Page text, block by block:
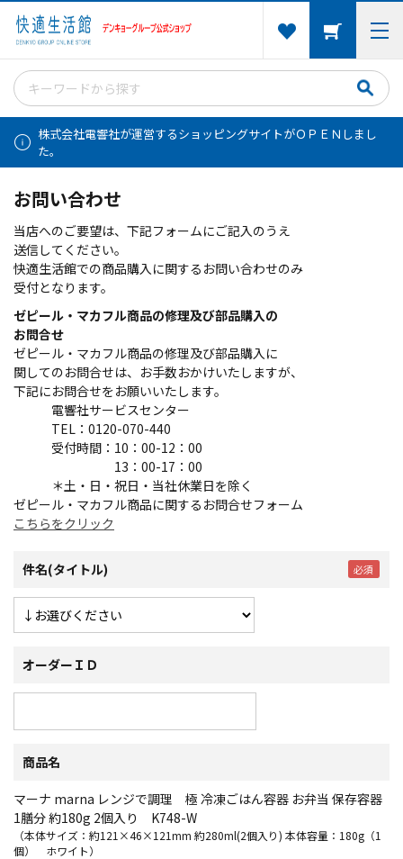
株式会社電響社が運営するショッピングサイトがＯＰＥＮしまし
た。
お問い合わせ
当店へのご要望は、下記フォームにご記入のうえ
送信してください。
快適生活館での商品購入に関するお問い合わせのみ
受付となります。
ゼピール・マカフル商品の修理及び部品購入の
お問合せ
ゼピール・マカフル商品の修理及び部品購入に
関してのお問合せは、お手数おかけいたしますが、
下記にお問合せをお願いいたします。
電響社サービスセンター
TEL：0120-070-440
受付時間：10：00-12：00
13：00-17：00
＊土・日・祝日・当社休業日を除く
ゼピール・マカフル商品に関するお問合せフォーム
こちらをクリック
件名(タイトル)
オーダーＩＤ
商品名
マーナ marna レンジで調理 極 冷凍ごはん容器 お弁当 保存容器
1膳分 約180g 2個入り K748-W
（本体サイズ：約121×46×121mm 約280ml(2個入り) 本体容量：180g（1
個） ホワイト）